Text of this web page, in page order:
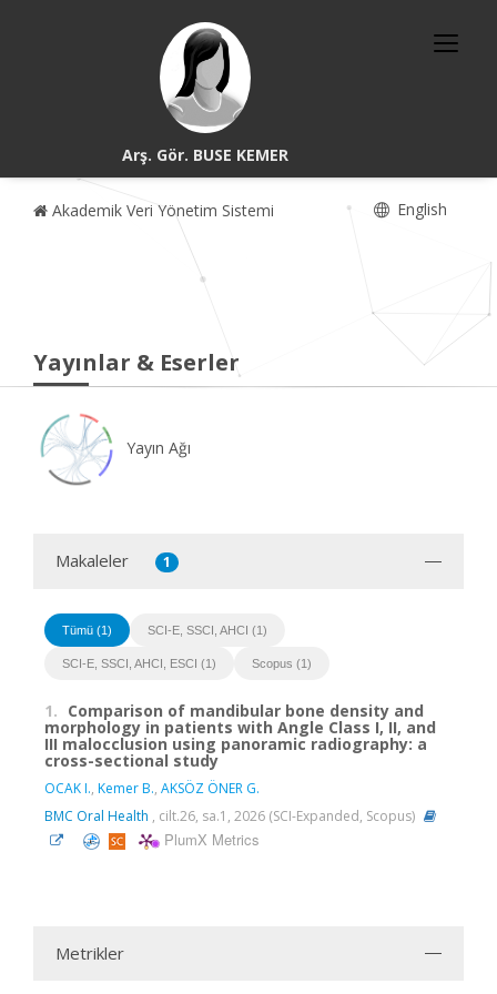
Arş. Gör. BUSE KEMER
Akademik Veri Yönetim Sistemi English
Yayınlar & Eserler
Yayın Ağı
Makaleler 1
Tümü (1) SCI-E, SSCI, AHCI (1)
SCI-E, SSCI, AHCI, ESCI (1) Scopus (1)
1. Comparison of mandibular bone density and
morphology in patients with Angle Class I, II, and
III malocclusion using panoramic radiography: a
cross-sectional study
OCAK I., Kemer B., AKSÖZ ÖNER G.
BMC Oral Health , cilt.26, sa.1, 2026 (SCI-Expanded, Scopus)
PlumX Metrics
Metrikler